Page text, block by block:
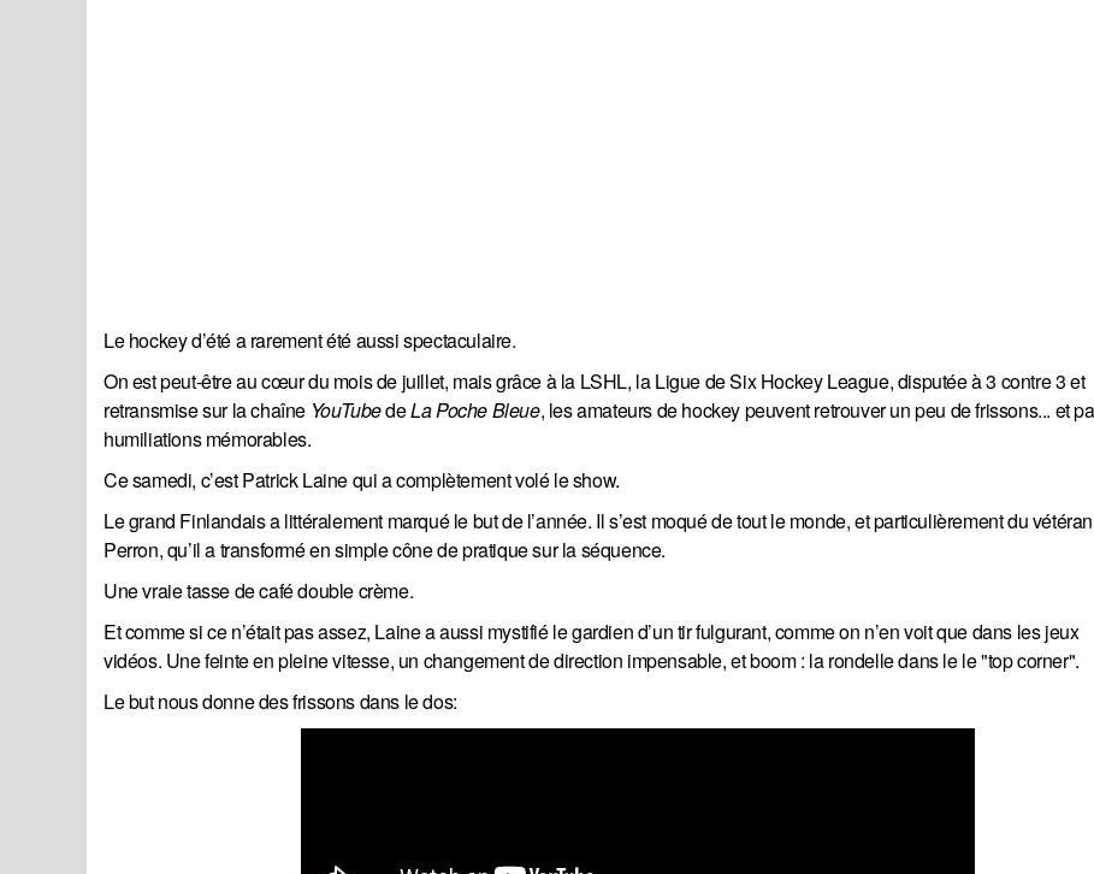
Le hockey d’été a rarement été aussi spectaculaire.
On est peut-être au cœur du mois de juillet, mais grâce à la LSHL, la Ligue de Six Hockey League, disputée à 3 contre 3 et
retransmise sur la chaîne YouTubedeLa Poche Bleue, les amateurs de hockey peuvent retrouver un peu de frissons... et
humiliations mémorables.
Ce samedi, c’est Patrick Laine qui a complètement volé le show.
Le grand Finlandais a littéralement marqué le but de l’année. Il s’est moqué de tout le monde, et particulièrement du
Perron, qu’il a transformé en simple cône de pratique sur la séquence.
Une vraie tasse de café double crème.
Et comme si ce n’était pas assez, Laine a aussi mystifié le gardien d’un tir fulgurant, comme on n’en voit que dans les jeux
vidéos. Une feinte en pleine vitesse, un changement de direction impensable, et boom : la rondelle dans le le "top corner".
Le but nous donne des frissons dans le dos: